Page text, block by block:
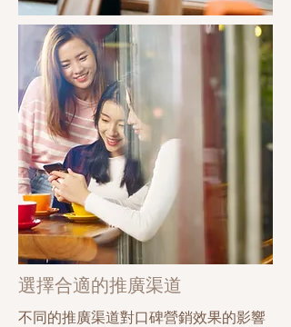
選擇合適的推廣渠道
不同的推廣渠道對口碑營銷效果的影響